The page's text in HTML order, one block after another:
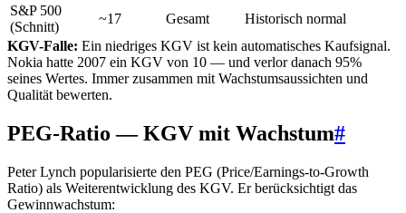
S&P 500
(Schnitt)
~17 Gesamt
Historisch normal
KGV-Falle: Ein niedriges KGV ist kein automatisches Kaufsignal.
Nokia hatte 2007 ein KGV von 10 — und verlor danach 95%
seines Wertes. Immer zusammen mit Wachstumsaussichten und
Qualität bewerten.
PEG-Ratio — KGV mit Wachstum#
Peter Lynch popularisierte den PEG (Price/Earnings-to-Growth
Ratio) als Weiterentwicklung des KGV. Er berücksichtigt das
Gewinnwachstum: